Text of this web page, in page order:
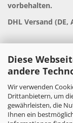
Diese
andere
Wir verwenden
Drittanbietern, um
gewährleisten, die
Ihnen ein
vorbehalten.
DHL Versand (DE,